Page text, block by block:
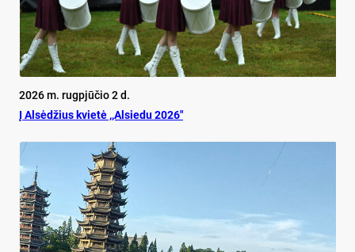
2026 m. rugpjūčio 2 d.
Į Alsėdžius kvietė ,,Alsiedu 2026″